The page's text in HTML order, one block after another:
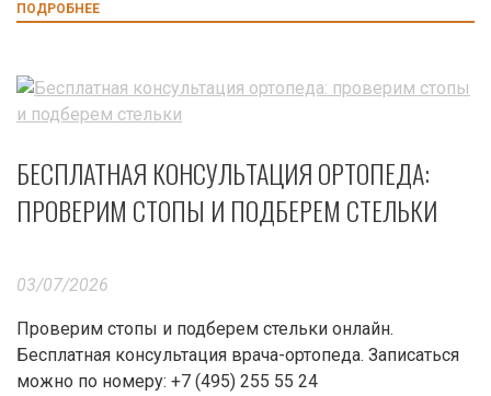
ПОДРОБНЕЕ
БЕСПЛАТНАЯ КОНСУЛЬТАЦИЯ ОРТОПЕДА:
ПРОВЕРИМ СТОПЫ И ПОДБЕРЕМ СТЕЛЬКИ
03/07/2026
Проверим стопы и подберем стельки онлайн.
Бесплатная консультация врача-ортопеда. Записаться
можно по номеру: +7 (495) 255 55 24